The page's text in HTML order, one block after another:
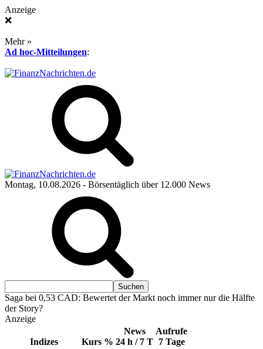
Anzeige
❌
Mehr »
Ad hoc-Mitteilungen:
Montag, 10.08.2026 - Börsentäglich über 12.000 News
Saga bei 0,53 CAD: Bewertet der Markt noch immer nur die Hälfte
der Story?
Anzeige
Indizes Kurs %
News
24 h / 7 T
Aufrufe
7 Tage